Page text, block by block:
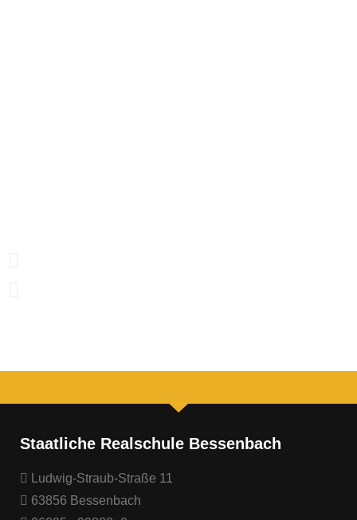
Staatliche Realschule Bessenbach
Ludwig-Straub-Straße 11
63856 Bessenbach